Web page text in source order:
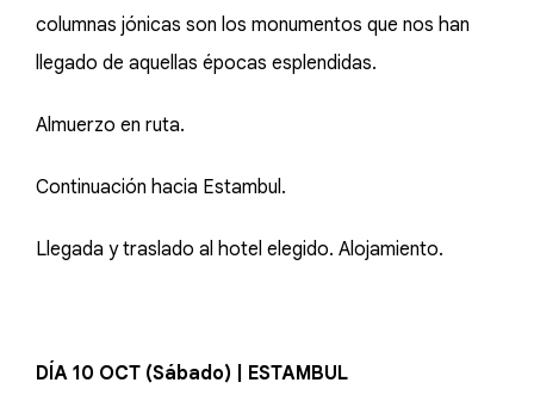
columnas jónicas son los monumentos que nos han
llegado de aquellas épocas esplendidas.
Almuerzo en ruta.
Continuación hacia Estambul.
Llegada y traslado al hotel elegido. Alojamiento.
DÍA 10 OCT (Sábado) | ESTAMBUL